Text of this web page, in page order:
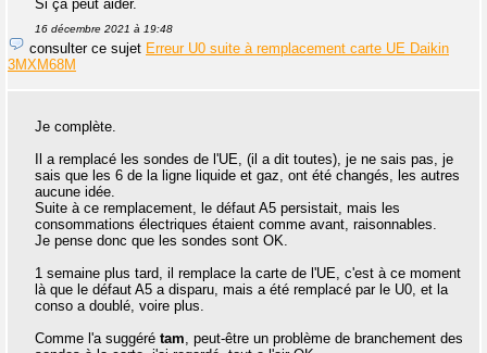
Si ça peut aider.
16 décembre 2021 à 19:48
consulter ce sujet Erreur U0 suite à remplacement carte UE Daikin
3MXM68M
Je complète.
Il a remplacé les sondes de l'UE, (il a dit toutes), je ne sais pas, je
sais que les 6 de la ligne liquide et gaz, ont été changés, les autres
aucune idée.
Suite à ce remplacement, le défaut A5 persistait, mais les
consommations électriques étaient comme avant, raisonnables.
Je pense donc que les sondes sont OK.
1 semaine plus tard, il remplace la carte de l'UE, c'est à ce moment
là que le défaut A5 a disparu, mais a été remplacé par le U0, et la
conso a doublé, voire plus.
Comme l'a suggéré tam , peut-être un problème de branchement des